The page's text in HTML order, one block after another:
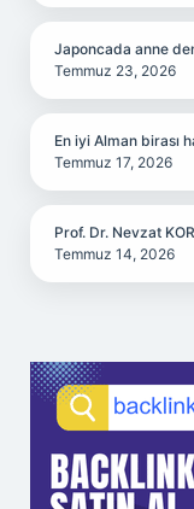
Japoncada anne
Temmuz 23, 2026
En iyi Alman birası
Temmuz 17, 2026
Prof. Dr. Nevzat
Temmuz 14, 2026